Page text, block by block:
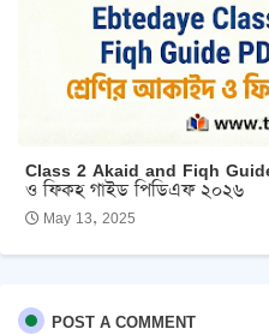
Class 2 Akaid and Fiqh
ও ফিকহ গাইড পিডিএফ ২০২৬
May 13, 2025
POST A COMMENT